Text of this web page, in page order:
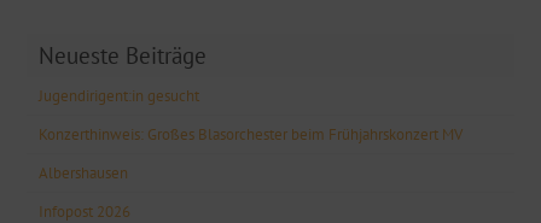
Neueste Beiträge
Jugendirigent:in gesucht
Konzerthinweis: Großes Blasorchester beim Frühjahrskonzert MV
Albershausen
Infopost 2026